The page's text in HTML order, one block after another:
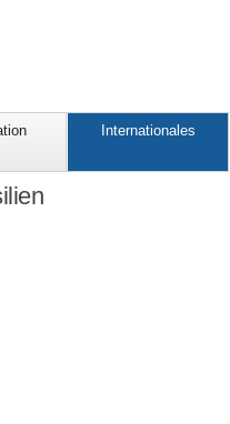
Internationales